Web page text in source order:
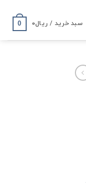
سبد خرید / ریال۰ 0